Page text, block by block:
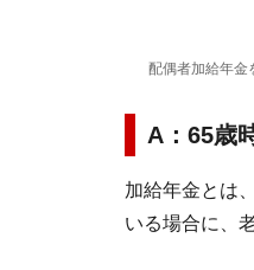
配偶者加給年金
A：65歳
加給年金とは
いる場合に、